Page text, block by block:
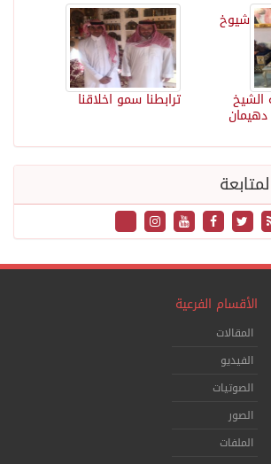
ترابطنا سمو اخلاقنا
شيوخ
الشيخ
الأقسام الفرعية
المقالات
الفيديو
الصوتيات
الصور
الملفات